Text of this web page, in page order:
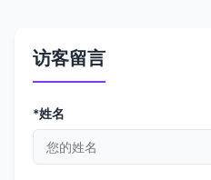
访客留言
*姓名